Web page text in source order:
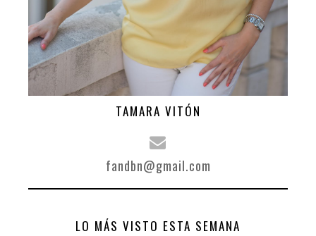
TAMARA VITÓN
fandbn@gmail.com
LO MÁS VISTO ESTA SEMANA